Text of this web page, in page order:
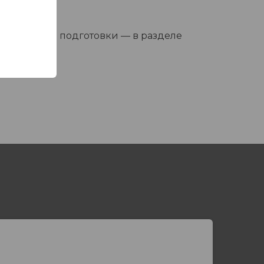
подготовки — в разделе